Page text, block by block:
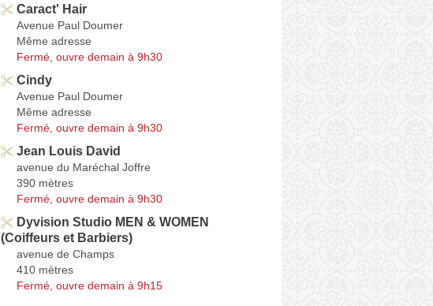
Caract' Hair
Avenue Paul Doumer
Même adresse
Fermé, ouvre demain à 9h30
Cindy
Avenue Paul Doumer
Même adresse
Fermé, ouvre demain à 9h30
Jean Louis David
avenue du Maréchal Joffre
390 mètres
Fermé, ouvre demain à 9h30
Dyvision Studio MEN & WOMEN
(Coiffeurs et Barbiers)
avenue de Champs
410 mètres
Fermé, ouvre demain à 9h15